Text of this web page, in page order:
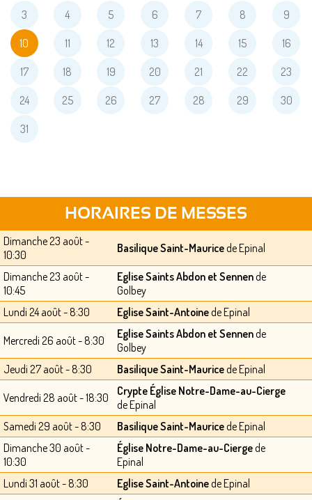
3 4 5 6 7 8 9
10 11 12 13 14 15 16
17 18 19 20 21 22 23
24 25 26 27 28 29 30
31
HORAIRES DE MESSES
Dimanche 23 août -
10:30
Basilique Saint-Mauricede Epinal
Dimanche 23 août -
10:45
Eglise Saints Abdon et Sennende
Golbey
Lundi 24 août - 8:30
Eglise Saint-Antoinede Epinal
Mercredi 26 août - 8:30 Eglise Saints Abdon et Sennende
Golbey
Jeudi 27 août - 8:30
Basilique Saint-Mauricede Epinal
Vendredi 28 août - 18:30
Crypte Église Notre-Dame-au-Cierge
de Epinal
Samedi 29 août - 8:30
Basilique Saint-Mauricede Epinal
Dimanche 30 août -
10:30
Église Notre-Dame-au-Ciergede
Epinal
Lundi 31 août - 8:30
Eglise Saint-Antoinede Epinal